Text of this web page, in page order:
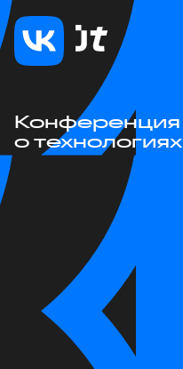
Конференция
о технологиях